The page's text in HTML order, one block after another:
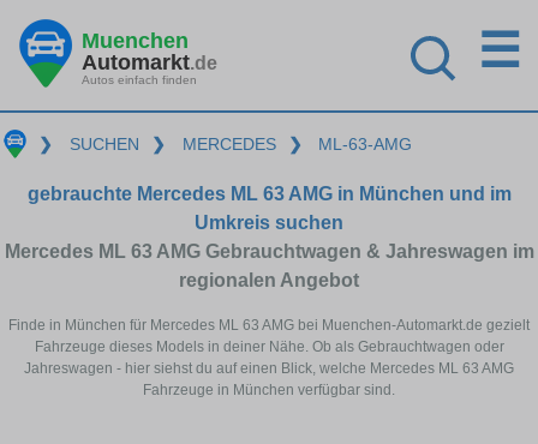
Muenchen
Automarkt.de
Autos einfach finden
☰
❯ SUCHEN ❯ MERCEDES ❯ ML-63-AMG
gebrauchte Mercedes ML 63 AMG in München und im
Umkreis suchen
Mercedes ML 63 AMG Gebrauchtwagen & Jahreswagen im
regionalen Angebot
Finde in München für Mercedes ML 63 AMG bei Muenchen-Automarkt.de gezielt
Fahrzeuge dieses Models in deiner Nähe. Ob als Gebrauchtwagen oder
Jahreswagen - hier siehst du auf einen Blick, welche Mercedes ML 63 AMG
Fahrzeuge in München verfügbar sind.